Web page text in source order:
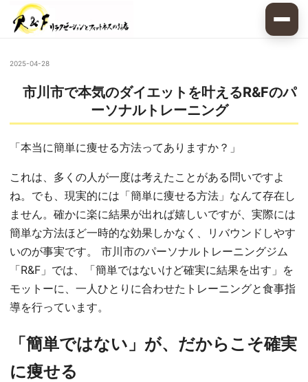
2025-04-28
市川市で本気のダイエットを叶えるR&Fのパ
ーソナルトレーニング
「本当に簡単に痩せる方法ってありますか？」
これは、多くの人が一度は考えたことがある問いですよ
ね。でも、現実的には「簡単に痩せる方法」なんて存在し
ません。確かに楽に結果が出れば嬉しいですが、実際には
簡単な方法ほど一時的な効果しかなく、リバウンドしやす
いのが事実です。 市川市のパーソナルトレーニングジム
「R&F」では、「簡単ではないけど確実に結果を出す」を
モットーに、一人ひとりに合わせたトレーニングと食事指
導を行っています。
「簡単ではない」が、だからこそ確実
に痩せる